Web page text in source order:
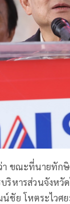
า ขณะที่นายทั
บริหารส่วนจัง
ชัย โหตระไวศ